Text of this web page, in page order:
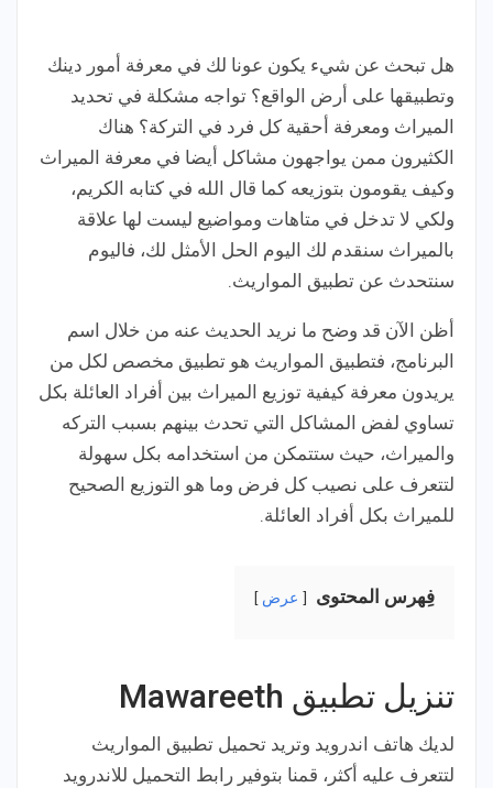
هل تبحث عن شيء يكون عونا لك في معرفة أمور دينك
وتطبيقها على أرض الواقع؟ تواجه مشكلة في تحديد
الميراث ومعرفة أحقية كل فرد في التركة؟ هناك
الكثيرون ممن يواجهون مشاكل أيضا في معرفة الميراث
وكيف يقومون بتوزيعه كما قال الله في كتابه الكريم،
ولكي لا تدخل في متاهات ومواضيع ليست لها علاقة
بالميراث سنقدم لك اليوم الحل الأمثل لك، فاليوم
سنتحدث عن تطبيق المواريث.
أظن الآن قد وضح ما نريد الحديث عنه من خلال اسم
البرنامج، فتطبيق المواريث هو تطبيق مخصص لكل من
يريدون معرفة كيفية توزيع الميراث بين أفراد العائلة بكل
تساوي لفض المشاكل التي تحدث بينهم بسبب التركه
والميراث، حيث ستتمكن من استخدامه بكل سهولة
لتتعرف على نصيب كل فرض وما هو التوزيع الصحيح
للميراث بكل أفراد العائلة.
فِهرس المحتوى عرض
تنزيل تطبيق Mawareeth
لديك هاتف اندرويد وتريد تحميل تطبيق المواريث
لتتعرف عليه أكثر، قمنا بتوفير رابط التحميل للاندرويد